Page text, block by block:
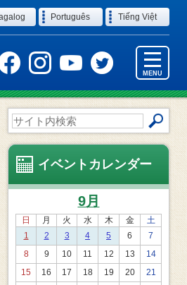
Português
Tiếng Việt
MENU
サ
イ
ト
内
イベントカレンダー
9月
日 月 火 水 木 金
土
1
2 3 4 5 6
7
8
9 10 11 12 13
14
15
16 17 18 19 20
21